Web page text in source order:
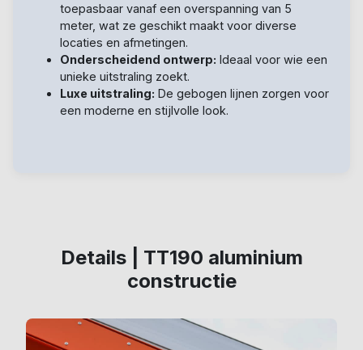
toepasbaar vanaf een overspanning van 5
meter, wat ze geschikt maakt voor diverse
locaties en afmetingen.
Onderscheidend ontwerp: Ideaal voor wie een
unieke uitstraling zoekt.
Luxe uitstraling: De gebogen lijnen zorgen voor
een moderne en stijlvolle look.
Details | TT190 aluminium
constructie